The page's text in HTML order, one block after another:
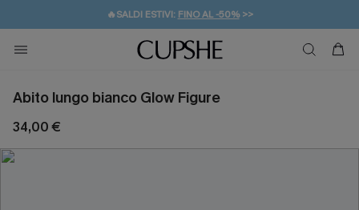
🔥SALDI ESTIVI: FINO AL -50%>>
🚚SPEDIZIONE GRATUITA DA 49€
💌REGALO PER I NUOVI: 20% DI SCONTO*
Abito lungo bianco Glow Figure
34,00 €